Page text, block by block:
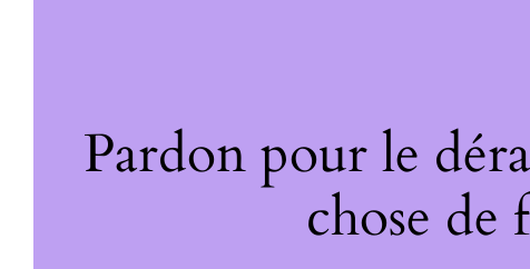
Pardon pour le
chose de